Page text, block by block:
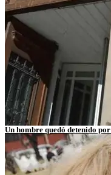
Un hombre quedó detenido